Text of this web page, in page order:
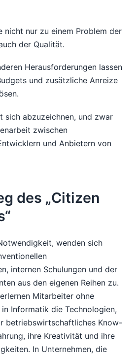
nicht nur zu einem Problem der
der Qualität.
Herausforderungen lassen
und zusätzliche Anreize
sich abzuzeichnen, und zwar
zwischen
und Anbietern von
des „Citizen
wenden sich
internen Schulungen und der
aus den eigenen Reihen zu.
Mitarbeiter ohne
Informatik die Technologien,
betriebswirtschaftliches Know-
ihre Kreativität und ihre
In Unternehmen, die